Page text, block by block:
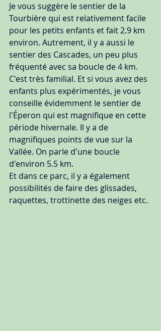
Je vous suggère le sentier de la
Tourbière qui est relativement facile
pour les petits enfants et fait 2.9 km
environ. Autrement, il y a aussi le
sentier des Cascades, un peu plus
fréquenté avec sa boucle de 4 km.
C'est très familial. Et si vous avez des
enfants plus expérimentés, je vous
conseille évidemment le sentier de
l'Éperon qui est magnifique en cette
période hivernale. Il y a de
magnifiques points de vue sur la
Vallée. On parle d'une boucle
d'environ 5.5 km.
Et dans ce parc, il y a également
possibilités de faire des glissades,
raquettes, trottinette des neiges etc.